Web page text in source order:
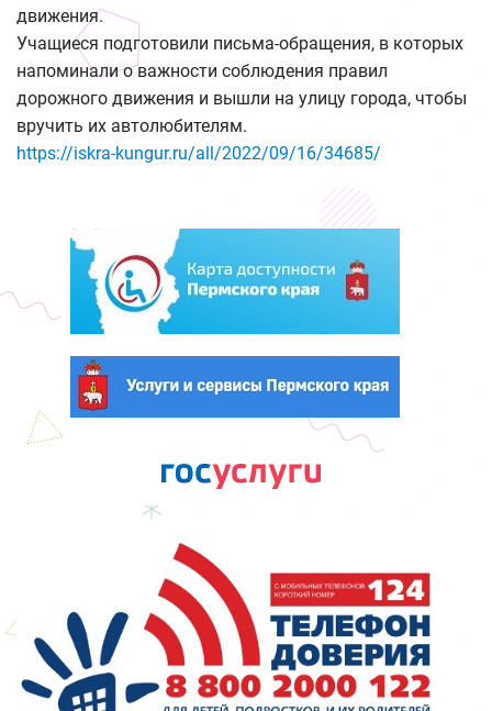
движения.
Учащиеся подготовили письма-обращения, в которых
напоминали о важности соблюдения правил
дорожного движения и вышли на улицу города, чтобы
вручить их автолюбителям.
https://iskra-kungur.ru/all/2022/09/16/34685/